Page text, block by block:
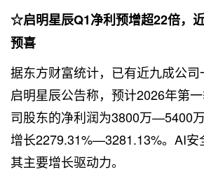
☆启明星辰Q1净利预增超22倍，
预喜
据东方财富统计，已有近九成公
启明星辰公告称，预计2026年第
司股东的净利润为3800万—5400
增长2279.31%—3281.13%。AI安
其主要增长驱动力。